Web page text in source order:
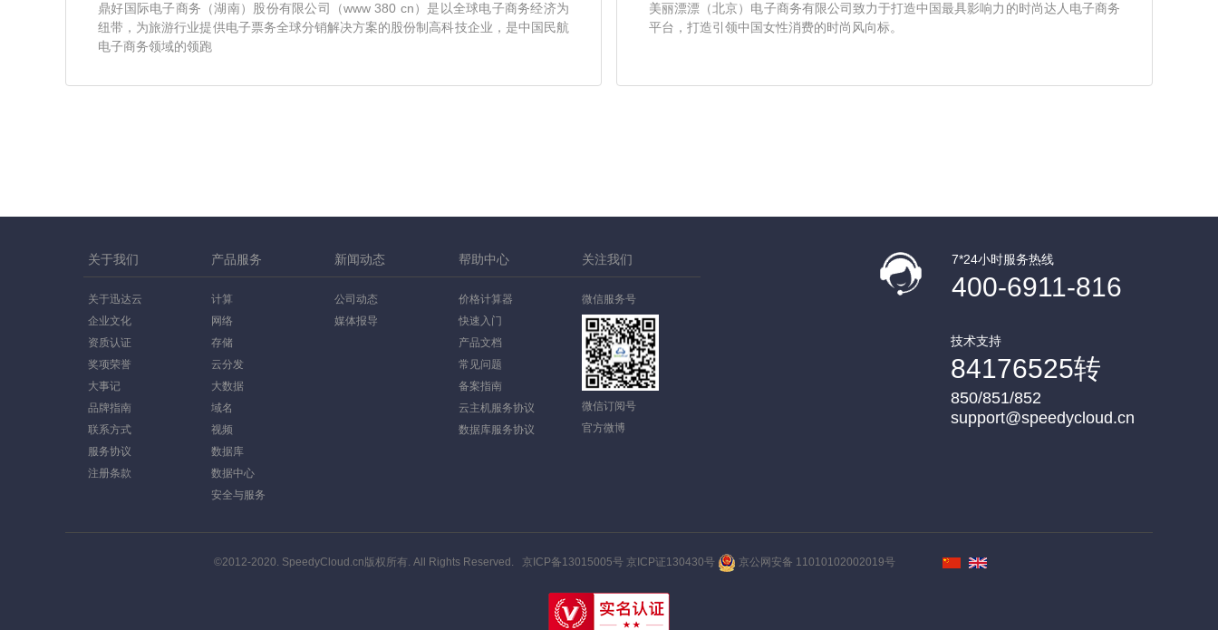
鼎好国际电子商务（湖南）股份有限公司（www 380 cn）是以全球电子商务经济为
纽带，为旅游行业提供电子票务全球分销解决方案的股份制高科技企业，是中国民航
电子商务领域的领跑
美丽漂漂（北京）电子商务有限公司致力于打造中国最具影响力的时尚达人电子商务
平台，打造引领中国女性消费的时尚风向标。
关于我们
关于迅达云
企业文化
资质认证
奖项荣誉
大事记
品牌指南
联系方式
服务协议
注册条款
产品服务
计算
网络
存储
云分发
大数据
域名
视频
数据库
数据中心
安全与服务
新闻动态
公司动态
媒体报导
帮助中心
价格计算器
快速入门
产品文档
常见问题
备案指南
云主机服务协议
数据库服务协议
关注我们
微信服务号
微信订阅号
官方微博
7*24小时服务热线
400-6911-816
技术支持
84176525转
850/851/852
support@speedycloud.cn
©2012-2020. SpeedyCloud.cn版权所有. All Rights Reserved. 京ICP备13015005号京ICP证130430号 京公网安备 11010102002019号